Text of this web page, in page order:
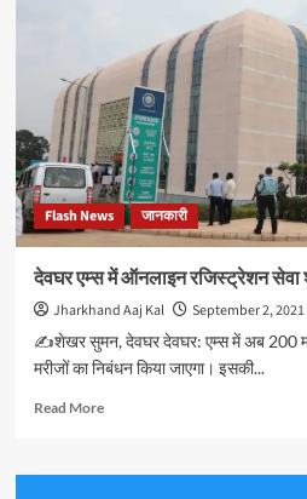
सांगठनिक
पर
संथाल
परगना
जाएंगे
भाजपा
प्रदेश
दीपक
प्रकाश,
इस
दौरान
18
विधानसभा
क्षेत्रों
कार्यक्रमों
Flash News जानकारी
देवघर एम्स में ऑनलाइन रजिस्ट्रेशन
Jharkhand Aaj Kal September 2, 2021
✍️शेखर सुमन, देवघर देवघर: एम्स में अब 200
मरीजों का निबंधन किया जाएगा। इसकी...
Read MoreRead
देवघर